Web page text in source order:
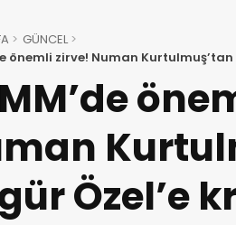
GÜNCEL
önemli zirve! Numan
Özel’e